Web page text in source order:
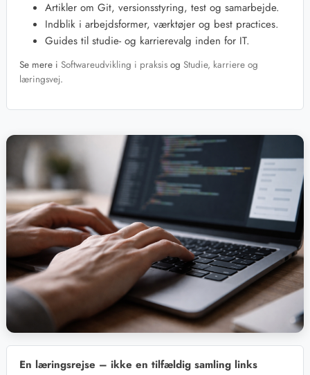
Artikler om Git, versionsstyring, test og samarbejde.
Indblik i arbejdsformer, værktøjer og best practices.
Guides til studie- og karrierevalg inden for IT.
Se mere i Softwareudvikling i praksis og Studie, karriere og
læringsvej.
En læringsrejse – ikke en tilfældig samling links